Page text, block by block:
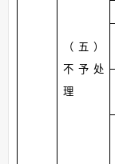
（五）
不予处
理